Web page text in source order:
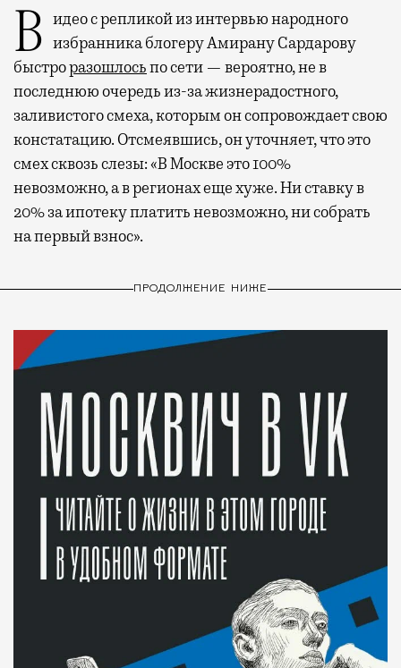
Видео с репликой из интервью народного избранника блогеру Амирану Сардарову
быстроразошлосьпо сети — вероятно, не в
последнюю очередь из-за жизнерадостного,
заливистого смеха, которым он сопровождает свою
констатацию. Отсмеявшись, он уточняет, что это
смех сквозь слезы: «В Москве это 100%
невозможно, а в регионах еще хуже. Ни ставку в
20% за ипотеку платить невозможно, ни собрать
на первый взнос».
ПРОДОЛЖЕНИЕ НИЖЕ